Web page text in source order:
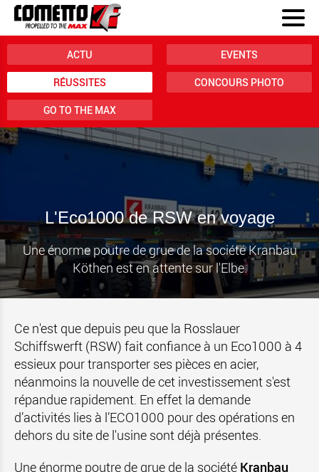
ACTU EVENTS
RÉUSSITES CONCOURS PHOTO
GO TO THE MAX
L'Eco1000 de RSW en voyage
Une énorme poutre de grue de la société Kranbau
Köthen est en attente sur l'Elbe.
Ce n'est que depuis peu que la Rosslauer
Schiffswerft (RSW) fait confiance à un Eco1000 à 4
essieux pour transporter ses pièces en acier,
néanmoins la nouvelle de cet investissement s'est
répandue rapidement. En effet la demande
d’activités lies à l’ECO1000 pour des opérations en
dehors du site de l'usine sont déjà présentes.
Une énorme poutre de grue de la société Kranbau